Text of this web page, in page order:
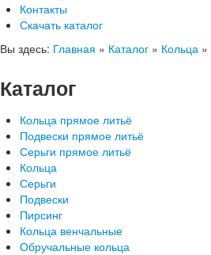
Контакты
Скачать каталог
Вы здесь: Главная » Каталог » Кольца »
Каталог
Кольца прямое литьё
Подвески прямое литьё
Серьги прямое литьё
Кольца
Серьги
Подвески
Пирсинг
Кольца венчальные
Обручальные кольца